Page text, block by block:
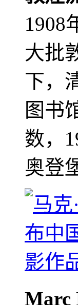
1908
大批
下，
图书
数，
奥登
Marc